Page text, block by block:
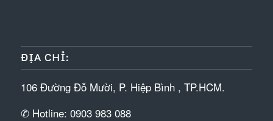
ĐỊA CHỈ:
106 Đường Đỗ Mười, P. Hiệp Bình , TP.HCM.
✆ Hotline: 0903 983 088